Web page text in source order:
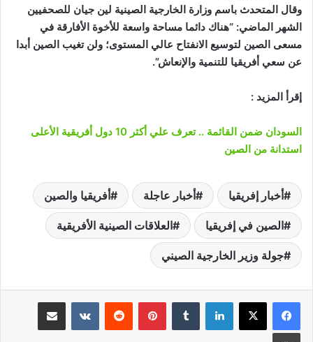
وقال المتحدث باسم وزارة الخارجية الصينية لين جيان للصحفيين
الشهر الماضي: “هناك دائما مساحة واسعة للأخوة الأفارقة في
مسعى الصين لتوسيع الانفتاح عالي المستوى؛ ولن تغيب الصين أبدا
عن سعي أفريقيا للتنمية والإنعاش”.
إقرأ المزيد :
السودان ضمن القائمة .. تعرف علي أكثر 10 دول أفريقية الأعلى
استدانة من الصين
أخبار إفريقيا أخبار عاجلة أفريقيا والصين
الصين في إفريقيا العلاقات الصينية الأفريقية
جولة وزير الخارجية الصيني
لينكدإن بينتيريست